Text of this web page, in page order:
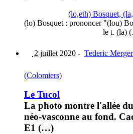
(lo,eth) Bosquet,
(lo) Bosquet : prononcer "(lou)
le t. (la)
2 juillet 2020 - Tederic Merger
(Colomiers)
Le Tucol
La photo montre l'allée
néo-vasconne au fond.
E1 (…)